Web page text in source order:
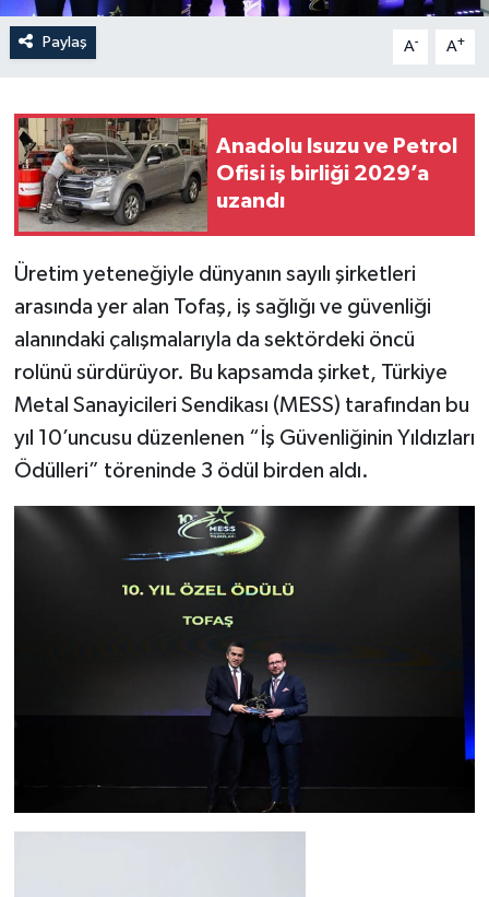
Paylaş A- A+
Anadolu Isuzu ve Petrol
Ofisi iş birliği 2029’a
uzandı
Üretim yeteneğiyle dünyanın sayılı şirketleri
arasında yer alan Tofaş, iş sağlığı ve güvenliği
alanındaki çalışmalarıyla da sektördeki öncü
rolünü sürdürüyor. Bu kapsamda şirket, Türkiye
Metal Sanayicileri Sendikası (MESS) tarafından bu
yıl 10’uncusu düzenlenen “İş Güvenliğinin Yıldızları
Ödülleri” töreninde 3 ödül birden aldı.